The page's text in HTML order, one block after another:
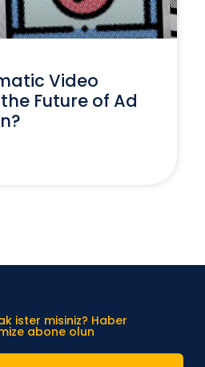
Video
Future of Ad
ister misiniz? Haber
abone olun